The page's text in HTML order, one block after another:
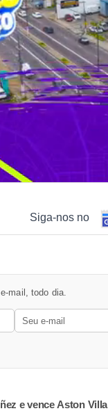
Siga-nos no
mail, todo dia.
e vence Aston Villa